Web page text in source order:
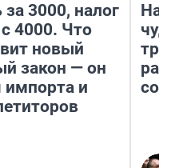
3000, налог
4000. Что
новый
закон — он
импорта и